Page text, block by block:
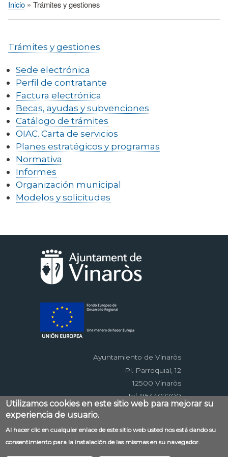
Sobrescribir
ayuda
navegación
Inicio Trámites y gestiones
Trámites y gestiones
Sede electrónica
Perfil de contratante
Factura electrónica
Becas, ayudas y subvenciones
Catálogo de trámites
OIAC. Carta de servicios
Planes estratégicos y programas
Normativa
Informes
Organización municipal
Modelos y solicitudes
Ayuntamiento de Vinaròs
Pl. Parroquial, 12
12500 Vinaròs
Tel. 964407700
Menú
al
Contacto Aviso legal
Mapa web
Accessibilitat
Política de privacidad
RSS
Utilizamos cookies en este sitio web para mejorar su
experiencia de usuario.
Al hacer clic en cualquier enlace de este sitio web usted nos está dando su
consentimiento para la instalación de las mismas en su navegador.